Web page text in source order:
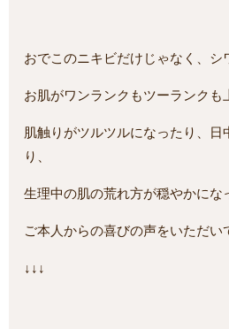
おでこのニキビだけじゃなく、シ
お肌がワンランクもツーランクも
肌触りがツルツルになったり、日
り、
生理中の肌の荒れ方が穏やかに
ご本人からの喜びの声をいただい
↓↓↓